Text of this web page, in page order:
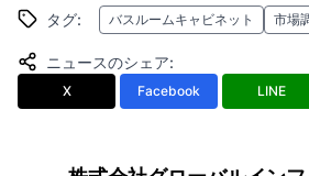
タグ: バスルームキャビネット 市場
ニュースのシェア:
X Facebook LINE